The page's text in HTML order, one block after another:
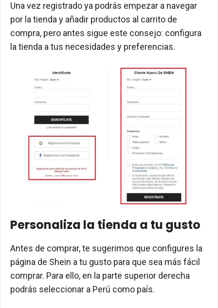
Una vez registrado ya podrás empezar a navegar
por la tienda y añadir productos al carrito de
compra, pero antes sigue este consejo: configura
la tienda a tus necesidades y preferencias.
Personaliza la tienda a tu gusto
Antes de comprar, te sugerimos que configures la
página de Shein a tu gusto para que sea más fácil
comprar. Para ello, en la parte superior derecha
podrás seleccionar a Perú como país.